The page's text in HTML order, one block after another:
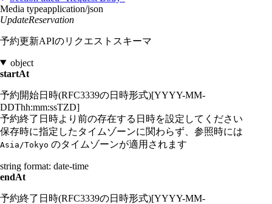
Media typeapplication/json
UpdateReservation
予約更新APIのリクエストスキーマ
object
startAt
予約開始日時(RFC3339の日時形式)[YYYY-MM-
DDThh:mm:ssTZD]
予約終了日時より前の存在する日時を設定してください
保存時に指定したタイムゾーンに関わらず、参照時には
Asia/Tokyo のタイムゾーンが適用されます
string format: date-time
endAt
予約終了日時(RFC3339の日時形式)[YYYY-MM-